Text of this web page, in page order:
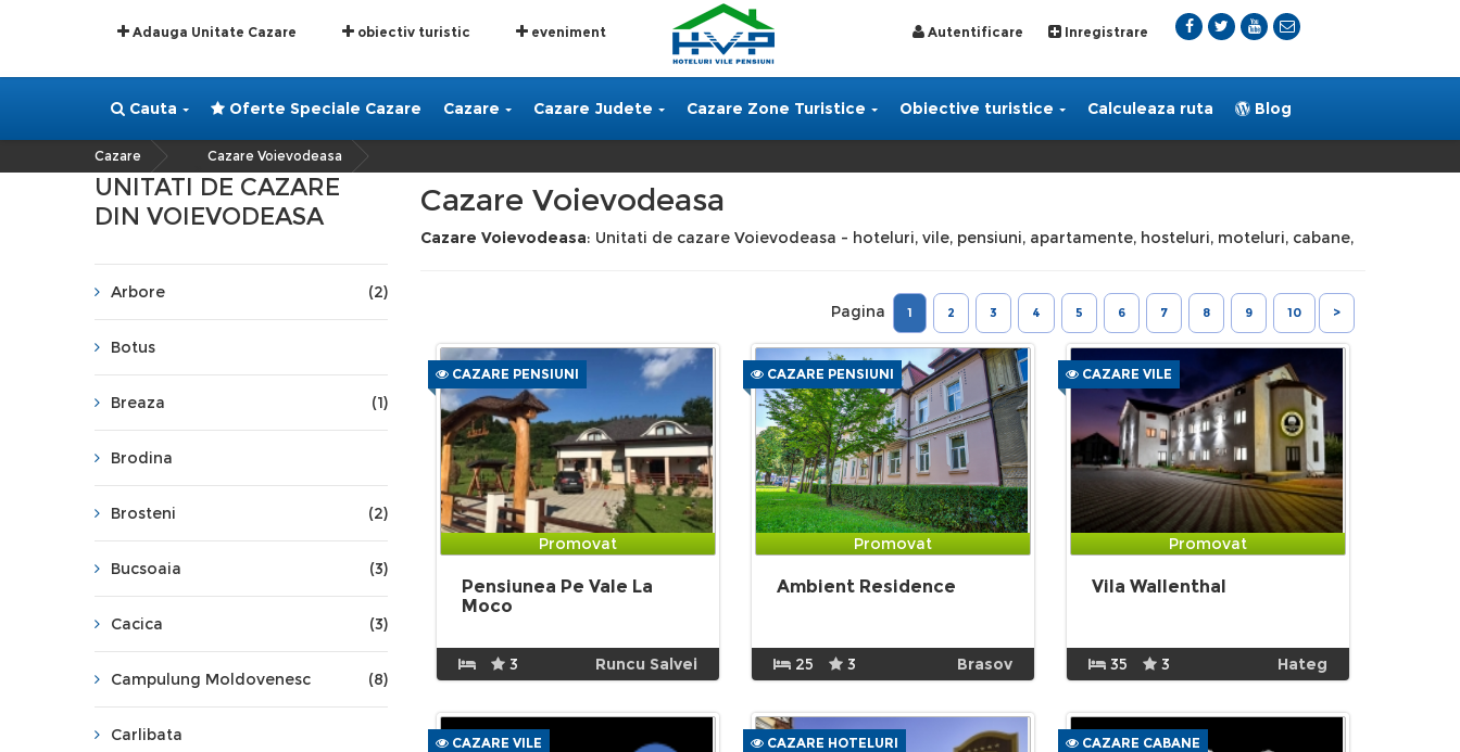
Adauga Unitate Cazare obiectiv turistic eveniment Autentificare Inregistrare
Cauta Oferte Speciale Cazare Cazare Cazare Judete Cazare Zone Turistice Obiective turistice Calculeaza ruta Blog
Cazare Cazare Voievodeasa
UNITATI DE CAZARE
DIN VOIEVODEASA
Arbore (2)
Botus
Breaza (1)
Brodina
Brosteni (2)
Bucsoaia (3)
Cacica (3)
Campulung Moldovenesc (8)
Carlibata
Cazare Voievodeasa
Cazare Voievodeasa: Unitati de cazare Voievodeasa - hoteluri, vile, pensiuni, apartamente, hosteluri, moteluri, cabane,
Pagina 1 2 3 4 5 6 7 8 9 10 >
CAZARE PENSIUNI
Promovat
Pensiunea Pe Vale La
Moco
3 Runcu Salvei
CAZARE PENSIUNI
Promovat
Ambient Residence
25 3 Brasov
CAZARE VILE
Promovat
Vila Wallenthal
35 3 Hateg
CAZARE VILE CAZARE HOTELURI CAZARE CABANE